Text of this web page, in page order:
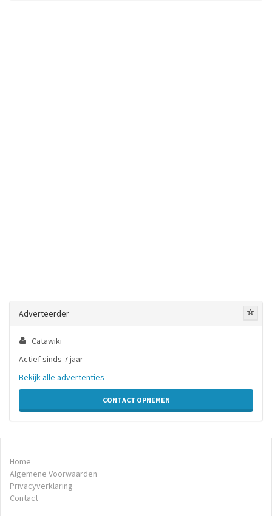
Adverteerder
Catawiki
Actief sinds 7 jaar
Bekijk alle advertenties
CONTACT OPNEMEN
Home
Algemene Voorwaarden
Privacyverklaring
Contact